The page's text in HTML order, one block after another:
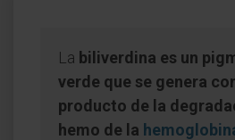
La biliverdina es un
verde que se genera
producto de la
hemo de la